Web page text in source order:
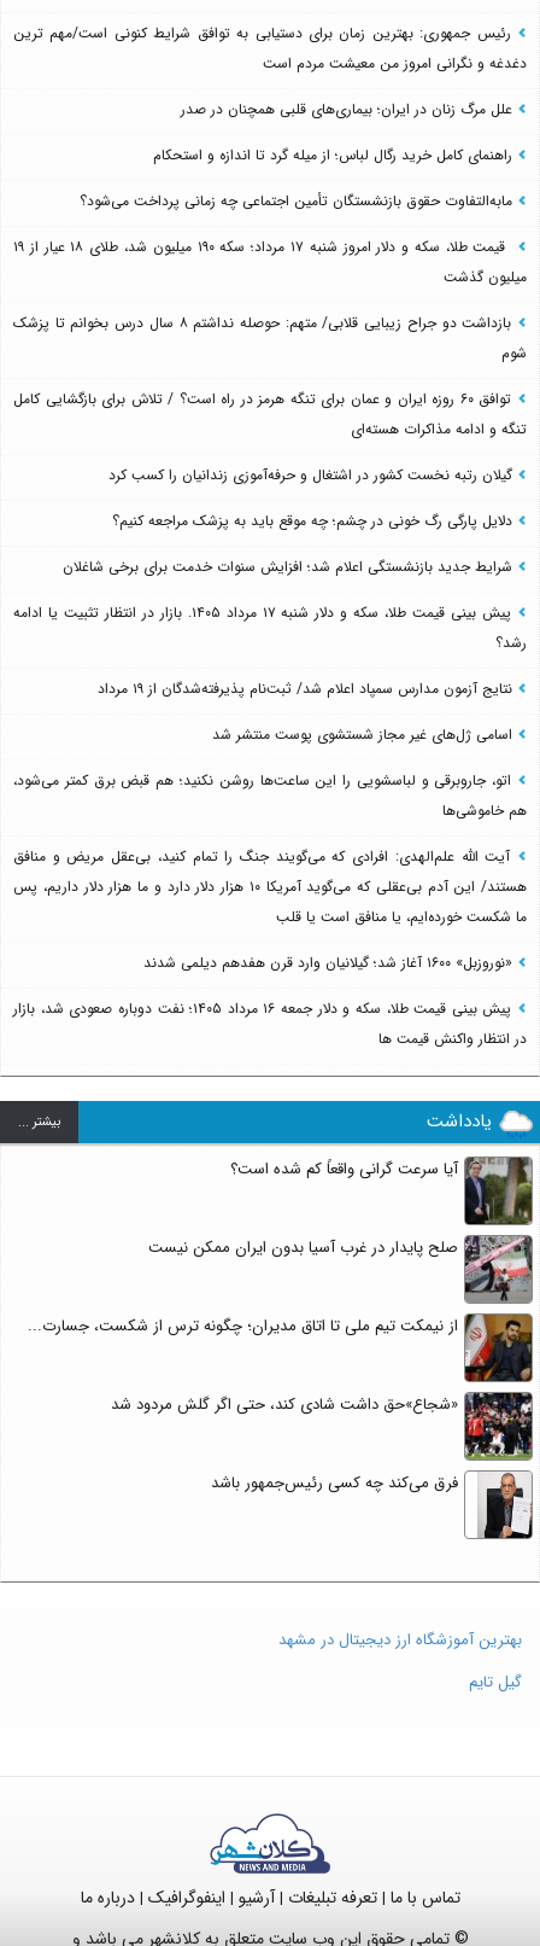
رئیس جمهوری: بهترین زمان برای دستیابی به توافق شرایط کنونی است/مهم ترین
دغدغه و نگرانی امروز من معیشت مردم است
علل مرگ زنان در ایران؛ بیماری‌های قلبی همچنان در صدر
راهنمای کامل خرید رگال لباس؛ از میله گرد تا اندازه و استحکام
مابه‌التفاوت حقوق بازنشستگان تأمین اجتماعی چه زمانی پرداخت می‌شود؟
قیمت طلا، سکه و دلار امروز شنبه ۱۷ مرداد؛ سکه ۱۹۰ میلیون شد، طلای ۱۸ عیار از ۱۹
میلیون گذشت
بازداشت دو جراح زیبایی قلابی/ متهم: حوصله نداشتم ۸ سال درس بخوانم تا پزشک
شوم
توافق ۶۰ روزه ایران و عمان برای تنگه هرمز در راه است؟ / تلاش برای بازگشایی کامل
تنگه و ادامه مذاکرات هسته‌ای
گیلان رتبه نخست کشور در اشتغال و حرفه‌آموزی زندانیان را کسب کرد
دلایل پارگی رگ خونی در چشم؛ چه موقع باید به پزشک مراجعه کنیم؟
شرایط جدید بازنشستگی اعلام شد؛ افزایش سنوات خدمت برای برخی شاغلان
پیش بینی قیمت طلا، سکه و دلار شنبه ۱۷ مرداد ۱۴۰۵. بازار در انتظار تثبیت یا ادامه
رشد؟
نتایج آزمون مدارس سمپاد اعلام شد/ ثبت‌نام پذیرفته‌شدگان از ۱۹ مرداد
اسامی ژل‌های غیر مجاز شستشوی پوست منتشر شد
اتو، جاروبرقی و لباسشویی را این ساعت‌ها روشن نکنید؛ هم قبض برق کمتر می‌شود،
هم خاموشی‌ها
آیت الله علم‌الهدی: افرادی که می‌گویند جنگ را تمام کنید، بی‌عقل مریض و منافق
هستند/ این آدم بی‌عقلی که می‌گوید آمریکا ۱۰ هزار دلار دارد و ما هزار دلار داریم، پس
ما شکست خورده‌ایم، یا منافق است یا قلب
«نوروزبل» ۱۶۰۰ آغاز شد؛ گیلانیان وارد قرن هفدهم دیلمی شدند
پیش بینی قیمت طلا، سکه و دلار جمعه ۱۶ مرداد ۱۴۰۵؛ نفت دوباره صعودی شد، بازار
در انتظار واکنش قیمت ها
یادداشت بيشتر ...
آیا سرعت گرانی واقعاً کم شده است؟
صلح پایدار در غرب آسیا بدون ایران ممکن نیست
از نیمکت تیم ملی تا اتاق مدیران؛ چگونه ترس از شکست، جسارت...
«شجاع»حق داشت شادی کند، حتی اگر گلش مردود شد
فرق می‌کند چه کسی رئیس‌جمهور باشد
بهترین آموزشگاه ارز دیجیتال در مشهد
گیل تایم
تماس با ما |تعرفه تبلیغات |آرشیو | اینفوگرافیک |درباره ما
© تمامی حقوق این وب سایت متعلق به کلانشهر می باشد و